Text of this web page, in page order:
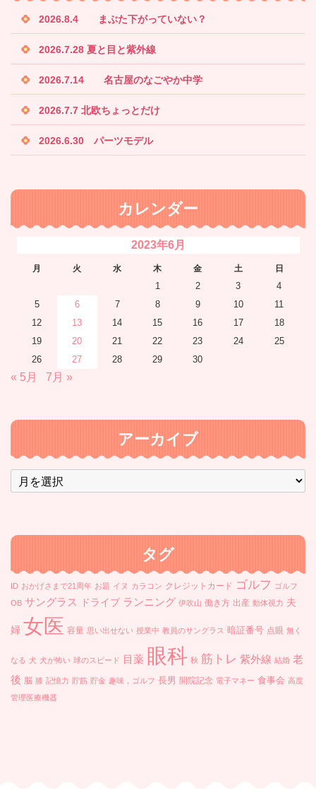
2026.8.4 まぶた下がっていない？
2026.7.28 夏と目と紫外線
2026.7.14 名古屋のなごやか中学
2026.7.7 北欧ちょっとだけ
2026.6.30 パーツモデル
カレンダー
2023年6月
月 火 水 木 金 土 日
1 2 3
4
5
6 7 8 9 10
11
12
13 14 15 16 17
18
19
20 21 22 23 24
25
26
27 28 29 30
« 5月 7月 »
アーカイブ
ア
ー
ブ
タグ
ID おかげさまで21周年 お題 イヌ カラコン クレジットカード ゴルフ ゴルフ
OB サングラス ドライブ ランニング 伊吹山 働き方 出産 動体視力 夫
婦 女医 容量 思い出せない 授業中 教員のサングラス 暗証番号 点眼 無く
なる 犬 犬が怖い 球のスピード 目薬 眼科 秋 筋トレ 紫外線 結婚 老
後 脳 膝 記憶力 貯筋 貯金 趣味，ゴルフ 長男 開院記念 電子マネー 食事会 高度
管理医療機器